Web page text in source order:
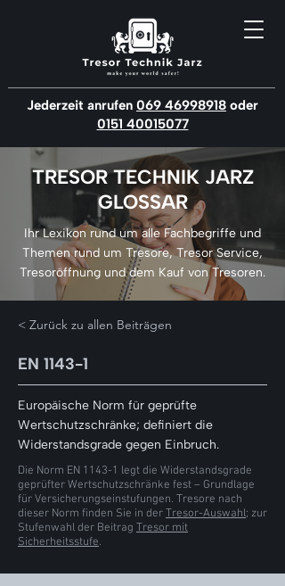
Jederzeit anrufen 069 46998918 oder
0151 40015077
TRESOR TECHNIK JARZ
GLOSSAR
Ihr Lexikon rund um alle Fachbegriffe und
Themen rund um Tresore, Tresor Service,
Tresoröffnung und dem Kauf von Tresoren.
< Zurück zu allen Beiträgen
EN 1143-1
Europäische Norm für geprüfte
Wertschutzschränke; definiert die
Widerstandsgrade gegen Einbruch.
Die Norm EN 1143-1 legt die Widerstandsgrade
geprüfter Wertschutzschränke fest – Grundlage
für Versicherungseinstufungen. Tresore nach
dieser Norm finden Sie in derTresor-Auswahl; zur
Stufenwahl der Beitrag Tresor mit
Sicherheitsstufe.